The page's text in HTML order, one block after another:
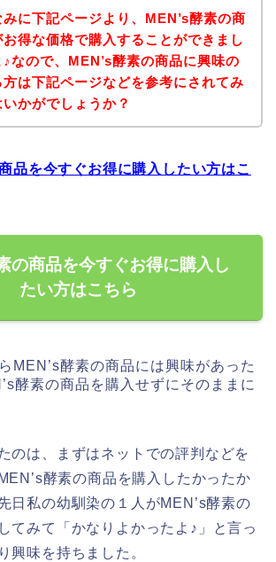
みに下記ページより、MEN’s酵素の商
お得な価格で購入することができまし
♪なので、MEN’s酵素の商品に興味の
方は下記ページなどを参考にされてみ
いかがでしょうか？
品を今すぐお得に購入したい方はこ
の商品を今すぐお得に購入し
たい方はこちら
MEN’s酵素の商品には興味があった
酵素の商品を購入せずにそのままに
のは、まずはネットでの評判などを
酵素の商品を購入したかったか
日私の幼馴染の１人がMEN’s酵素の
てみて「かなりよかったよ♪」と言っ
興味を持ちました。